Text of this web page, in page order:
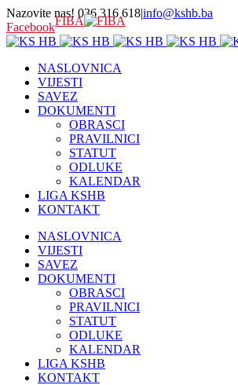
Nazovite nas! 036 316 618|info@kshb.ba
FacebookFIBA
NASLOVNICA
VIJESTI
SAVEZ
DOKUMENTI
OBRASCI
PRAVILNICI
STATUT
ODLUKE
KALENDAR
LIGA KSHB
KONTAKT
NASLOVNICA
VIJESTI
SAVEZ
DOKUMENTI
OBRASCI
PRAVILNICI
STATUT
ODLUKE
KALENDAR
LIGA KSHB
KONTAKT